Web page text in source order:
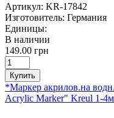
Артикул: KR-17842
Изготовитель: Германия
Единицы:
В наличии
149.00 грн
Купить
*Маркер акрилов.на
Acrylic Marker" Kreul